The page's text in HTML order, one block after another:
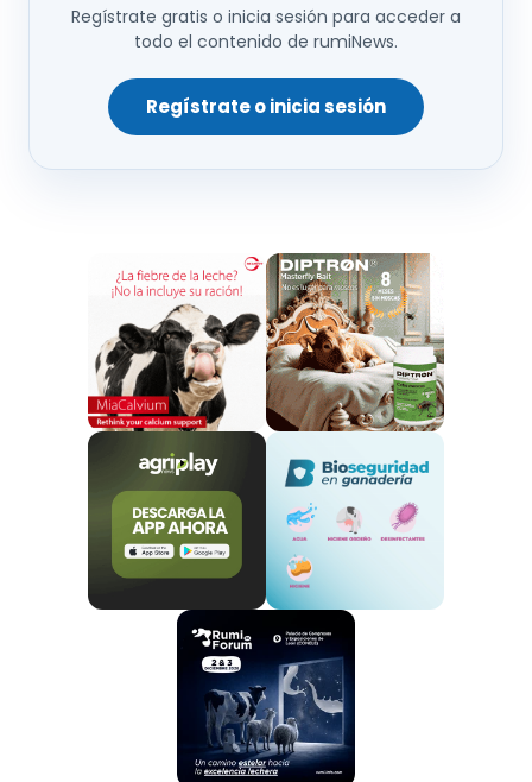
usos en la cocina, sin olvidar las bondades
nutricionales y saludables de leche, yogur y queso. El
Foro, será inaugurado por el presidente de InLac,
Daniel Ferreiro, quien estará acompañado por la
directora gerente de esta Interprofesional,Nuria M.
Arribas.
Entre los ponentes, la doctora Rosaura Leis y la
chef Pepa Muñoz.
El Foro contará, asimismo, con la participación de
Rosaura Leis, profesora de laFacultad de Medicina
en la Universidad de Santiago de Compostela
investigadora principal del grupo de investigación
Nutrición Pediátrica del Instituto de
Investigación Sanitaria de Santiago
; presidenta de la
Española de la Nutrición (FEN)y del
Regístrate gratis o inicia sesión para acceder a
todo el contenido de rumiNews.
Regístrate o inicia sesión